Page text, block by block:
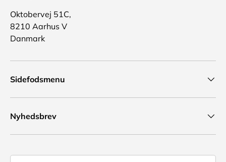
Oktobervej 51C,
8210 Aarhus V
Danmark
Sidefodsmenu
Nyhedsbrev